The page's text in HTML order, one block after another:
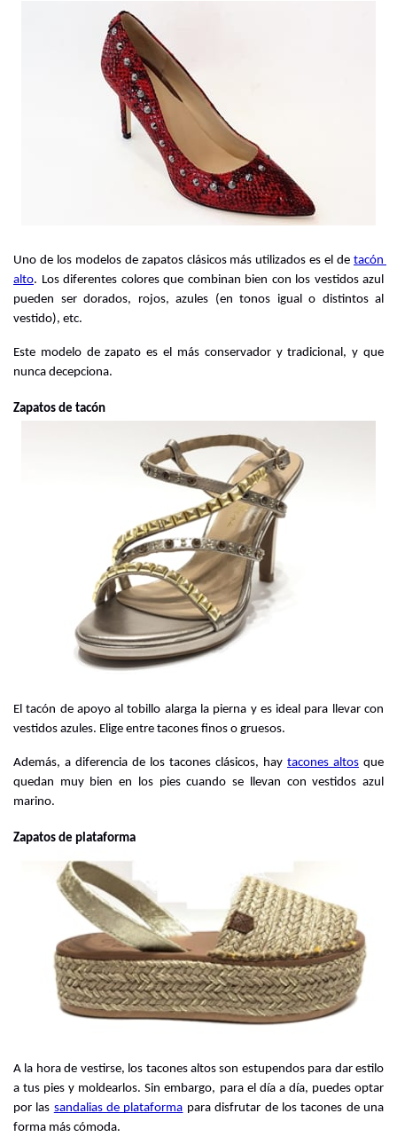
Uno de los modelos de zapatos clásicos más utilizados es el de tacón
alto. Los diferentes colores que combinan bien con los vestidos azul
pueden ser dorados, rojos, azules (en tonos igual o distintos al
vestido), etc.
Este modelo de zapato es el más conservador y tradicional, y que
nunca decepciona.
Zapatos de tacón
El tacón de apoyo al tobillo alarga la pierna y es ideal para llevar con
vestidos azules. Elige entre tacones finos o gruesos.
Además, a diferencia de los tacones clásicos, hay tacones altos que
quedan muy bien en los pies cuando se llevan con vestidos azul
marino.
Zapatos de plataforma
A la hora de vestirse, los tacones altos son estupendos para dar estilo
a tus pies y moldearlos. Sin embargo, para el día a día, puedes optar
por las sandalias de plataforma para disfrutar de los tacones de una
forma más cómoda.